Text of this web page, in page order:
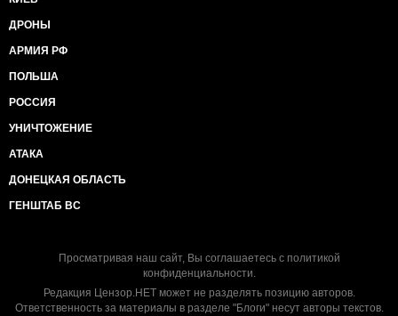
ДРОНЫ
АРМИЯ РФ
ПОЛЬША
РОССИЯ
УНИЧТОЖЕНИЕ
АТАКА
ДОНЕЦКАЯ ОБЛАСТЬ
ГЕНШТАБ ВС
Просматривая наш сайт, Вы соглашаетесь с политикой
конфиденциальности.
Редакция Цензор.НЕТ может не разделять позицию авторов.
Ответственность за материалы в разделе "Блоги" несут авторы текстов.